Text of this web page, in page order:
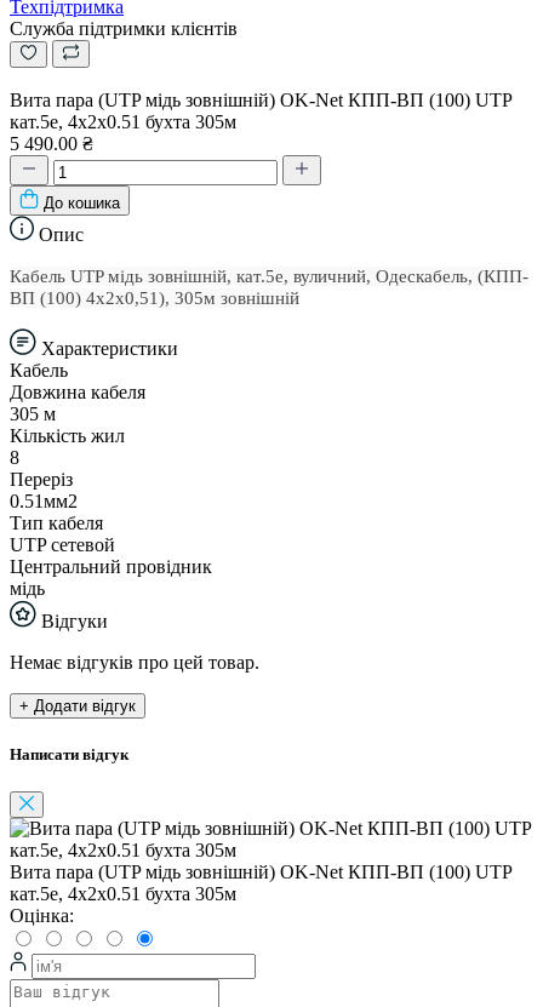
Техпідтримка
Служба підтримки клієнтів
Вита пара (UTP мідь зовнішній) OK-Net КПП-ВП (100) UTP
кат.5е, 4х2х0.51 бухта 305м
5 490.00 ₴
До кошика
Опис
Кабель UTP мідь зовнішній, кат.5е, вуличний, Одескабель, (КПП-
ВП (100) 4х2х0,51), 305м зовнішній
Характеристики
Кабель
Довжина кабеля
305 м
Кількість жил
8
Переріз
0.51мм2
Тип кабеля
UTP cетевой
Центральний провідник
мідь
Відгуки
Немає відгуків про цей товар.
+ Додати відгук
Написати відгук
Вита пара (UTP мідь зовнішній) OK-Net КПП-ВП (100) UTP
кат.5е, 4х2х0.51 бухта 305м
Оцінка: